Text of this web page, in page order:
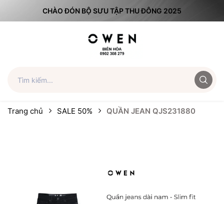
CHÀO ĐÓN BỘ SƯU TẬP THU ĐÔNG 2025
Trang chủ SALE 50% QUẦN JEAN QJS231880